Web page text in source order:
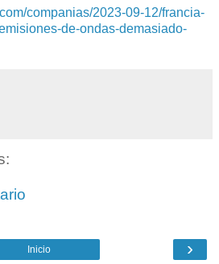
companias/2023-09-12/francia-
de-ondas-demasiado-
›
Inicio